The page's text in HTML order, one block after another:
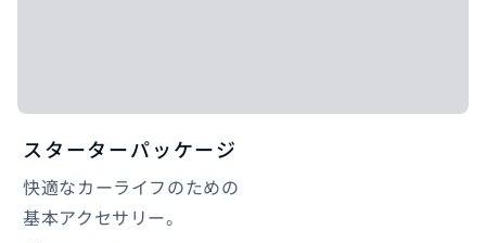
スターターパッケージ
快適なカーライフのための
基本アクセサリー。